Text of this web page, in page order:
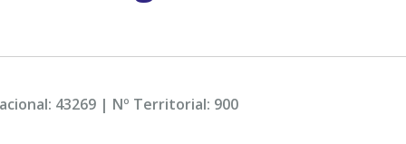
43269 | Nº Territorial: 900